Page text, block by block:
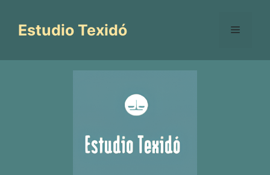
contenido
Estudio Texidó Menú